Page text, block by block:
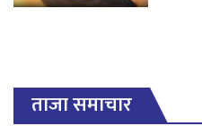
ताजा समाचार